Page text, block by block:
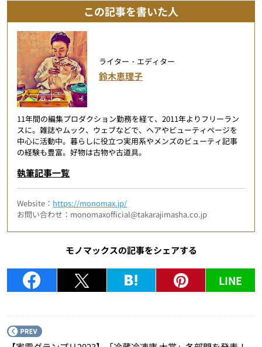
この記事を書いた人
ライター・エディター
鈴木恵理子
11年間の編集プロダクション勤務を経て、2011年よりフリーラン
スに。雑誌やムック、ウェブなどで、ヘアやビューティページを
中心に活動中。暮らしに役立つ実用系やメンズのビューティ記事
の経験も豊富。好物は古物や古道具。
執筆記事一覧
Website： https://monomax.jp/
お問い合わせ：monomaxofficial@takarajimasha.co.jp
モノマックスの記事をシェアする
LINE